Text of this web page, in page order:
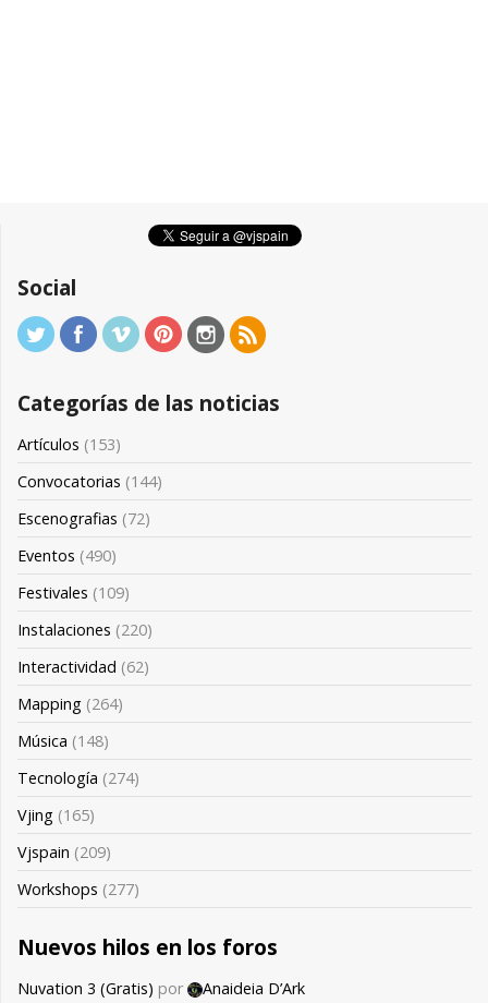
Social
Categorías de las noticias
Artículos (153)
Convocatorias (144)
Escenografias (72)
Eventos (490)
Festivales (109)
Instalaciones (220)
Interactividad (62)
Mapping (264)
Música (148)
Tecnología (274)
Vjing (165)
Vjspain (209)
Workshops (277)
Nuevos hilos en los foros
Nuvation 3 (Gratis) por
Anaideia D’Ark